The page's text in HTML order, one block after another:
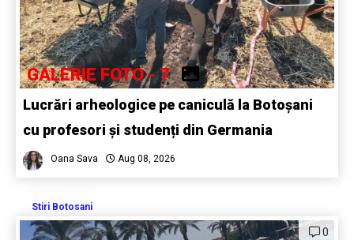
GALERIE FOTO - 7
Lucrări arheologice pe caniculă la Botoșani
cu profesori și studenți din Germania
Oana Sava Aug 08, 2026
Stiri Botosani
0